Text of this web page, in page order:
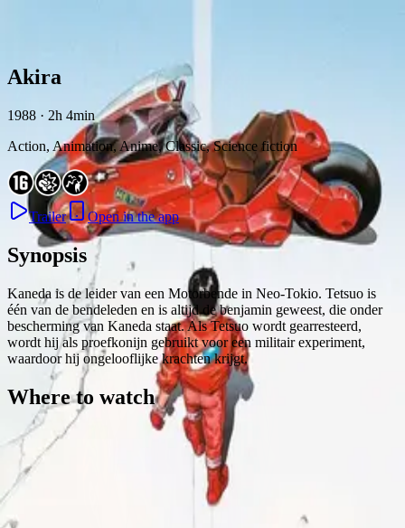
Akira
1988 · 2h 4min
Action, Animation, Anime, Classic, Science fiction
Trailer Open in the app
Synopsis
Kaneda is de leider van een Motorbende in Neo-Tokio. Tetsuo is
één van de bendeleden en is altijd de benjamin geweest, die onder
bescherming van Kaneda staat. Als Tetsuo wordt gearresteerd,
wordt hij als proefkonijn gebruikt voor een militair experiment,
waardoor hij ongelooflijke krachten krijgt.
Where to watch
Contact Feedback
Terms
©2026 Boydroid B.V.